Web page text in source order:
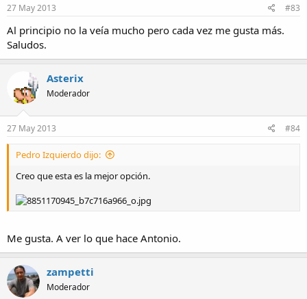
27 May 2013 #83
Al principio no la veía mucho pero cada vez me gusta más.
Saludos.
Asterix
Moderador
27 May 2013 #84
Pedro Izquierdo dijo:
Creo que esta es la mejor opción.
Me gusta. A ver lo que hace Antonio.
zampetti
Moderador